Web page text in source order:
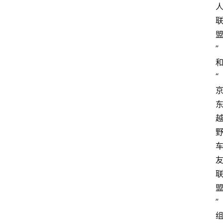
人
联
盟
”
和
“
京
东
越
野
车
友
联
盟
”
组